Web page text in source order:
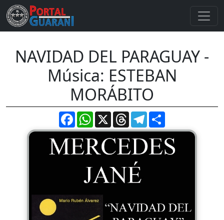
NAVIDAD DEL PARAGUAY -
Música: ESTEBAN
MORÁBITO
FacebookWhatsApp
X ThreadsTelegram